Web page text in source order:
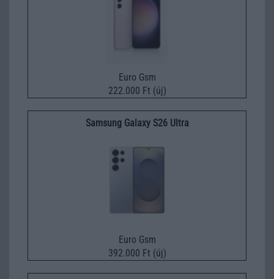
Euro Gsm
222.000 Ft (új)
Samsung Galaxy S26 Ultra
Euro Gsm
392.000 Ft (új)